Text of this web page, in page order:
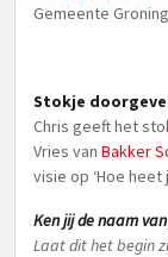
Gemeente
Stokje
Chris geeft het
Vries van Bakker
visie op ‘Hoe heet
Ken jij de naam
Laat dit het begin